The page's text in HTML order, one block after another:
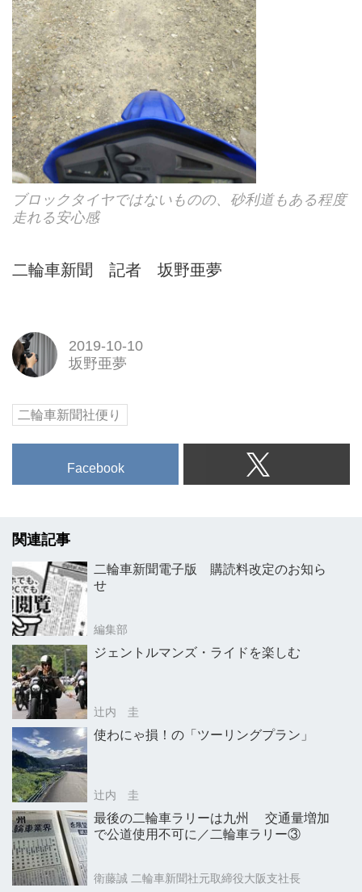
ブロックタイヤではないものの、砂利道もある程度
走れる安心感
二輪車新聞 記者 坂野亜夢
2019-10-10
坂野亜夢
二輪車新聞社便り
Facebook
関連記事
二輪車新聞電子版 購読料改定のお知ら
せ
編集部
ジェントルマンズ・ライドを楽しむ
辻内 圭
使わにゃ損！の「ツーリングプラン」
辻内 圭
最後の二輪車ラリーは九州 交通量増加
で公道使用不可に／二輪車ラリー③
衛藤誠 二輪車新聞社元取締役大阪支社長